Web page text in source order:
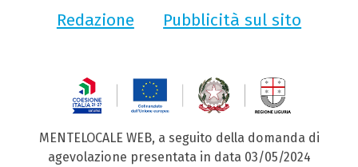
Redazione
Pubblicità sul sito
MENTELOCALE WEB, a seguito della domanda di
agevolazione presentata in data 03/05/2024